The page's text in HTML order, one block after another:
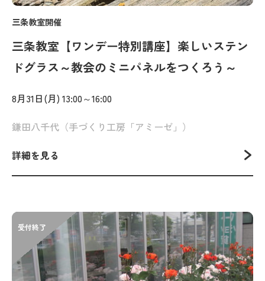
三条教室開催
三条教室【ワンデー特別講座】楽しいステン
ドグラス～教会のミニパネルをつくろう～
8月31日(月) 13:00～16:00
鎌田八千代（手づくり工房「アミーゼ」）
詳細を見る
受付終了